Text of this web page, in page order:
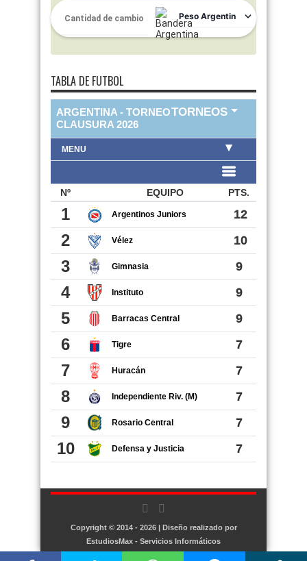
TABLA DE FUTBOL
Copyright © 2014 - 2026 | Diseño realizado por
EstudiosMax - Servicios Informáticos